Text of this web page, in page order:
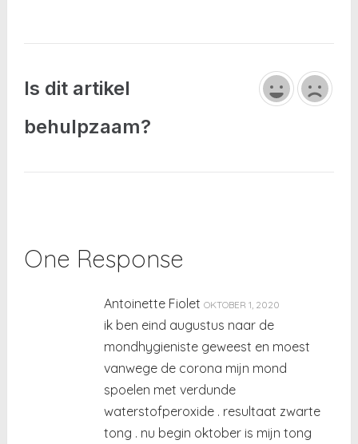
Is dit artikel
behulpzaam?
One Response
Antoinette Fiolet OKTOBER 1, 2020
ik ben eind augustus naar de
mondhygieniste geweest en moest
vanwege de corona mijn mond
spoelen met verdunde
waterstofperoxide . resultaat zwarte
tong . nu begin oktober is mijn tong